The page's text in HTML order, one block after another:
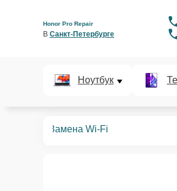
Honor Pro Repair
В Санкт-Петербурге
Ноутбук
Замена Wi-Fi